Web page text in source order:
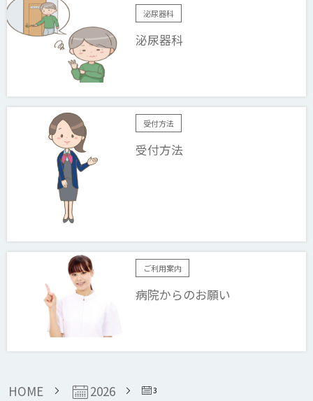
泌尿器科
泌尿器科
受付方法
受付方法
ご利用案内
病院からのお願い
HOME 2026 3